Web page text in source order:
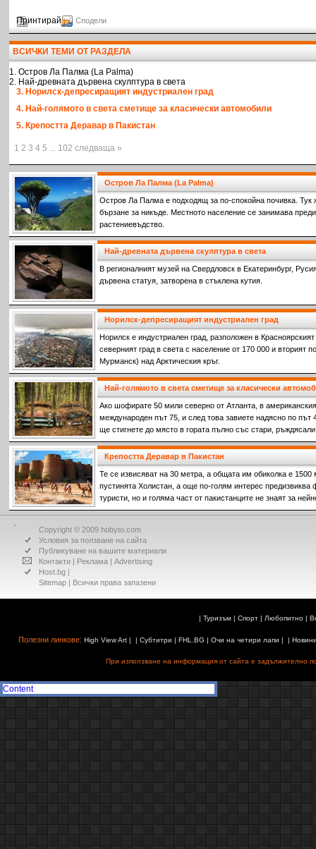
Принтирай Сподели
ВСИЧКИ ТЕМИ ОТ РАЗДЕЛА
1. Остров Ла Палма (La Palma)
2. Най-древната дървена скулптура в света
3. Норилск-депресиращият индустриален град
4. Най-голямото в света сметище за класически автомобили
5. Крепостта Деравар в Пакистан
1 2 3 4 5 ... 102 следваща »
Остров Ла Палма (La Palma)
Остров Ла Палма е подходящ за по-спокойна почивка. Тук
бързане за никъде. Местното население се занимава
растениевъдство.
Най-древната дървена скулптура в света
В pегионалният музей на Свердловск в Екатеринбург,
дървена статуя, затворена в стъклена кутия.
Норилск-депресиращият индустриален град
Норилск е индустриален град, разположен в
северният град в света с население от 170 000 и вторият
Мурманск) над Арктическия кръг.
Най-голямото в света сметище за класически
Ако шофирате 50 мили северно от Атланта, в
международен път 75, и след това завиете надясно по път
ще стигнете до място в гората пълно със стари,
Крепостта Деравар в Пакистан
Те се извисяват на 30 метра, а общата им обиколка е 1500
пустинята Холистан, а още по-голям интерес предизвиква
туристи, но и голяма част от пакистанците не знаят за
Copyright © 2009 hobyto.com
Условия за ползване на сайта
Публикуване на вашите материали
Контакти | Реклама | Advertising
Host.bg |
Sitemap | Всички права запазени
| Туризъм| Спорт| Любопитно|
Полезни линкове: High View Art| | Субтитри | FHL.BG | Очи на четири лапи | |
При използване на информация от сайта е задължително
Content